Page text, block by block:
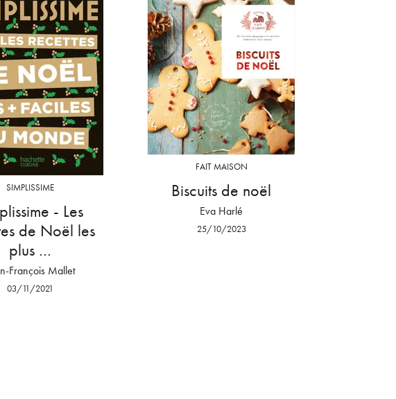
SIMPLISSIME
- Les
de Noël les
plus …
François Mallet
03/11/2021
FAIT MAISON
Biscuits de noël
Eva Harlé
25/10/2023